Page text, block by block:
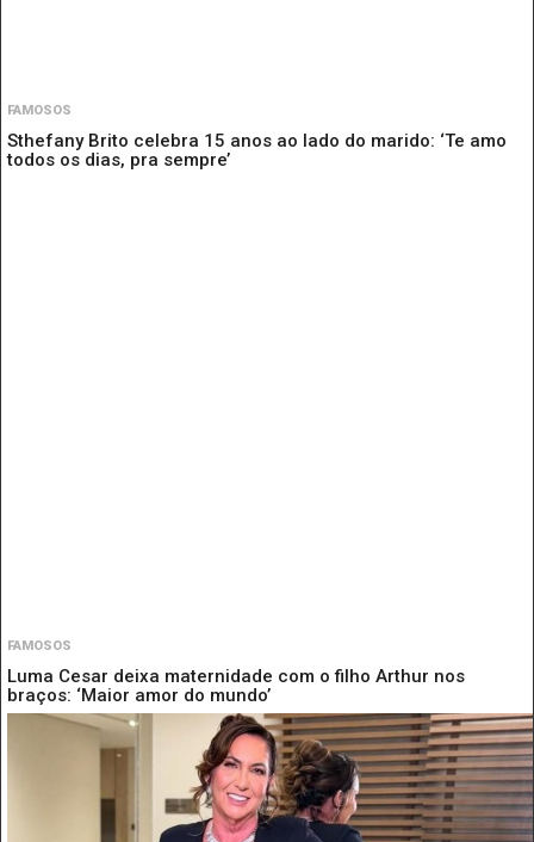
FAMOSOS
Sthefany Brito celebra 15 anos ao lado do marido: ‘Te amo
todos os dias, pra sempre’
FAMOSOS
Luma Cesar deixa maternidade com o filho Arthur nos
braços: ‘Maior amor do mundo’